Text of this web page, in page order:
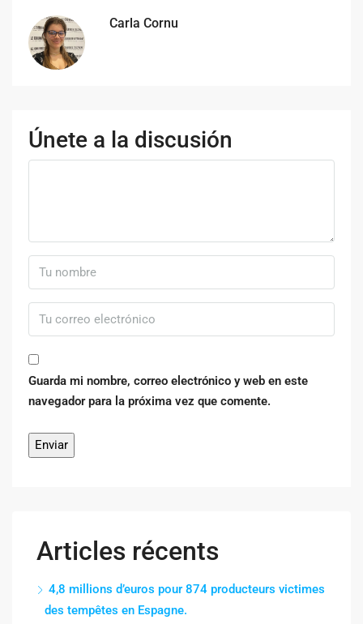
Carla Cornu
Únete a la discusión
Guarda mi nombre, correo electrónico y web en este
navegador para la próxima vez que comente.
Articles récents
4,8 millions d’euros pour 874 producteurs victimes
des tempêtes en Espagne.